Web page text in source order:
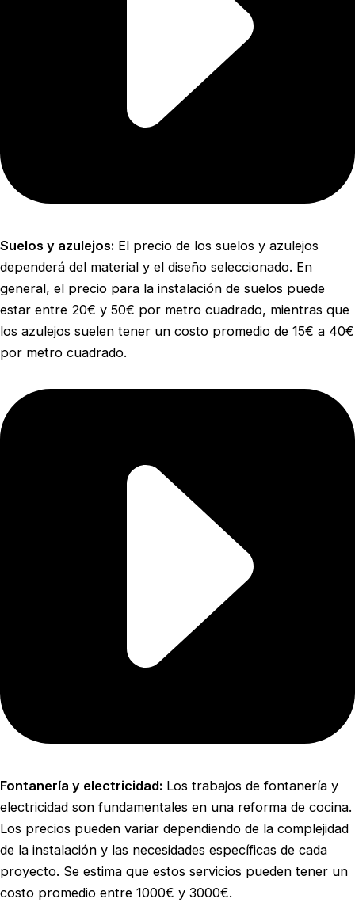
Suelos y azulejos: El precio de los suelos y azulejos
dependerá del material y el diseño seleccionado. En
general, el precio para la instalación de suelos puede
estar entre 20€ y 50€ por metro cuadrado, mientras que
los azulejos suelen tener un costo promedio de 15€ a 40€
por metro cuadrado.
Fontanería y electricidad: Los trabajos de fontanería y
electricidad son fundamentales en una reforma de cocina.
Los precios pueden variar dependiendo de la complejidad
de la instalación y las necesidades específicas de cada
proyecto. Se estima que estos servicios pueden tener un
costo promedio entre 1000€ y 3000€.